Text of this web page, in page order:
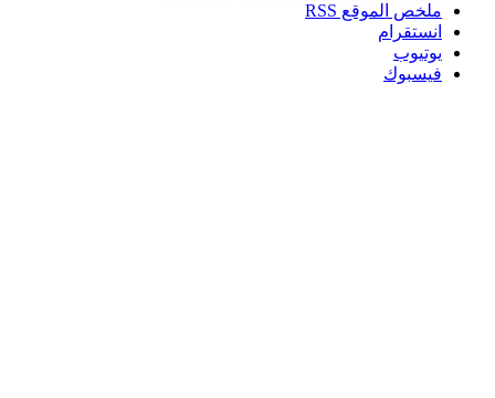
ملخص الموقع RSS
انستقرام
يوتيوب
فيسبوك